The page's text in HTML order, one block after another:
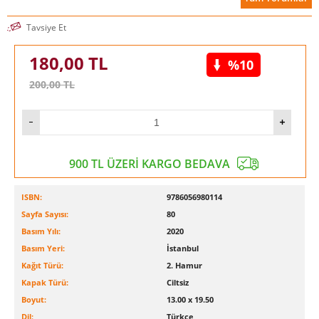
Tavsiye Et
180,00 TL
200,00TL
%10
900 TL ÜZERİ KARGO BEDAVA
ISBN:
9786056980114
Sayfa Sayısı:
80
Basım Yılı:
2020
Basım Yeri:
İstanbul
Kağıt Türü:
2. Hamur
Kapak Türü:
Ciltsiz
Boyut:
13.00 x 19.50
Dil:
Türkçe